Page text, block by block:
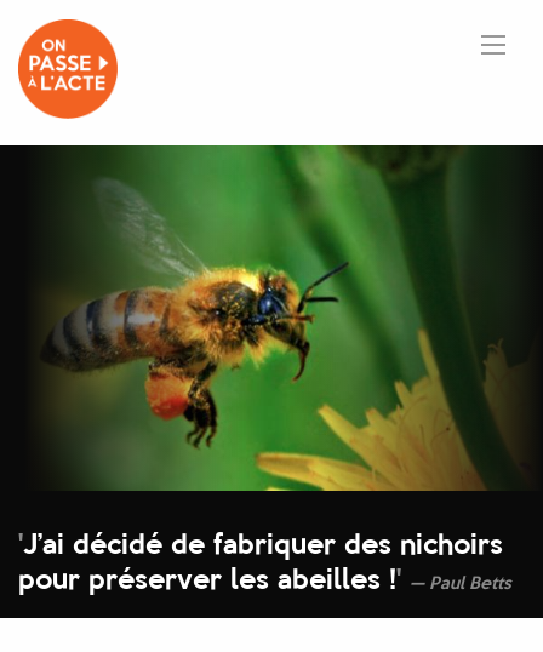
'J’ai décidé de fabriquer des nichoirs
pour préserver les abeilles !' Paul Betts